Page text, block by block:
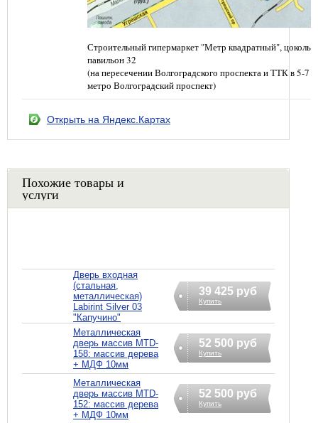
Строительный гипермаркет "Метр квадратный",
павильон 32
(на пересечении Волгоградского проспекта и ТТК в 5-7
метро Волгоградский проспект)
Открыть на Яндекс.Картах
Похожие товары и
услуги
Дверь входная
(стальная,
металлическая)
Labirint Silver 03
"Капучино"
39 425 руб
Купить
Металлическая
дверь массив MTD-
158: массив дерева
+ МДФ 10мм
52 500 руб
Купить
Металлическая
дверь массив MTD-
152: массив дерева
+ МДФ 10мм
52 500 руб
Купить